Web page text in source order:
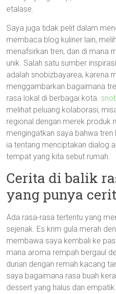
etalase.
Saya juga tidak pelit dalam
membaca blog kuliner lain,
menafsirkan tren, dan di mana
unik. Salah satu sumber
adalah snobizbayarea, karena
menggambarkan bagaimana
rasa lokal di berbagai kota.
melihat peluang kolaborasi,
regional dengan merek produk
mengingatkan saya bahwa tren
ia tentang menciptakan dialog
tempat yang kita sebut rumah.
Cerita di balik
yang punya
Ada rasa-rasa tertentu yang
sejenak. Es krim gula merah
membawa saya kembali ke
mana aroma rempah bergaul
durian dengan remah kacang
saya bagaimana rasa buah
dessert yang halus dan